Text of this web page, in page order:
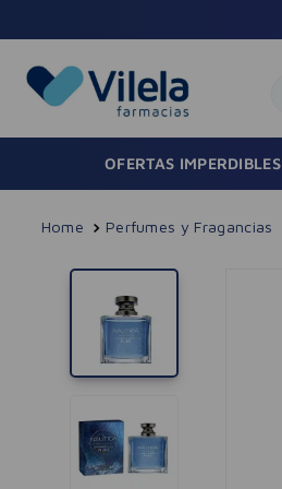
OFERTAS IMPERDIBLES
Perfumes y Fragancias